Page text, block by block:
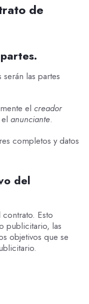
de
las partes
el creador
anunciante.
completos y datos
del
Esto
publicitario, las
objetivos que se